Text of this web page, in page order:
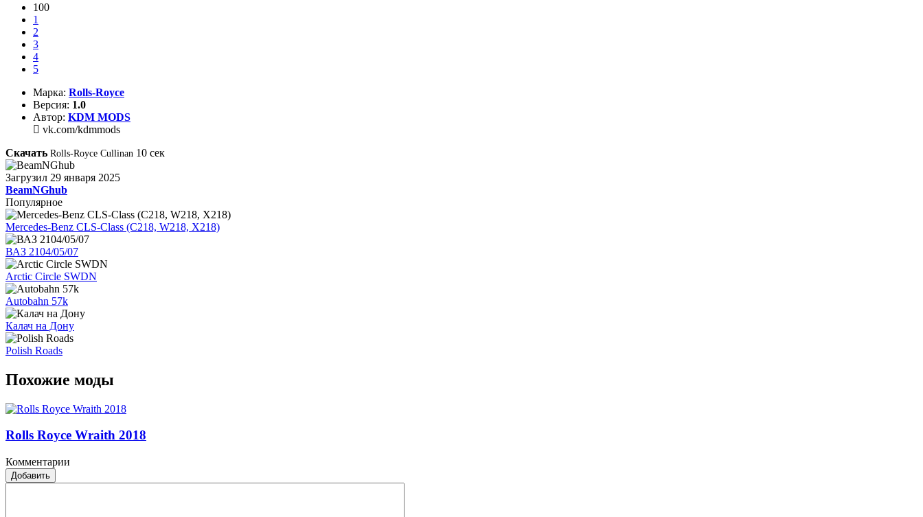
100
1
2
3
4
5
Марка: Rolls-Royce
Версия: 1.0
Автор: KDM MODS
vk.com/kdmmods
Скачать Rolls-Royce Cullinan 10 сек
Загрузил 29 января 2025
BeamNGhub
Популярное
Mercedes-Benz CLS-Class (C218, W218, X218)
ВАЗ 2104/05/07
Arctic Circle SWDN
Autobahn 57k
Калач на Дону
Polish Roads
Похожие моды
Rolls Royce Wraith 2018
Комментарии
Добавить